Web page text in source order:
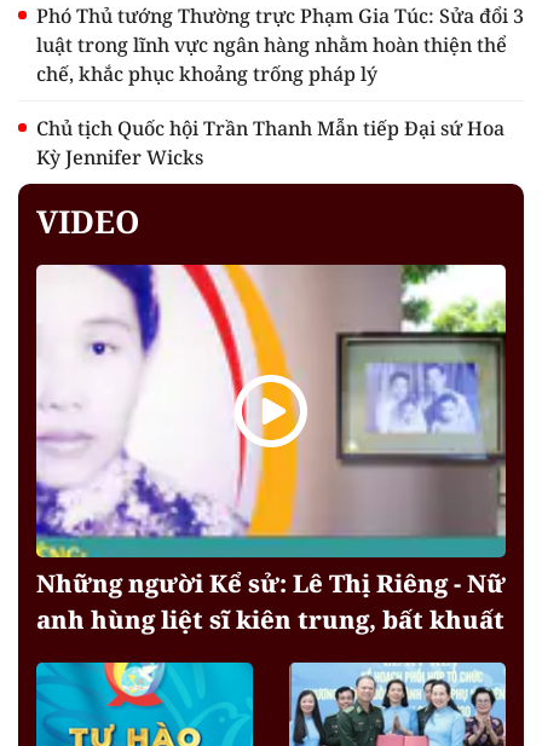
Phó Thủ tướng Thường trực Phạm Gia Túc: Sửa đổi 3
luật trong lĩnh vực ngân hàng nhằm hoàn thiện thể
chế, khắc phục khoảng trống pháp lý
Chủ tịch Quốc hội Trần Thanh Mẫn tiếp Đại sứ Hoa
Kỳ Jennifer Wicks
VIDEO
Những người Kể sử: Lê Thị Riêng - Nữ
anh hùng liệt sĩ kiên trung, bất khuất